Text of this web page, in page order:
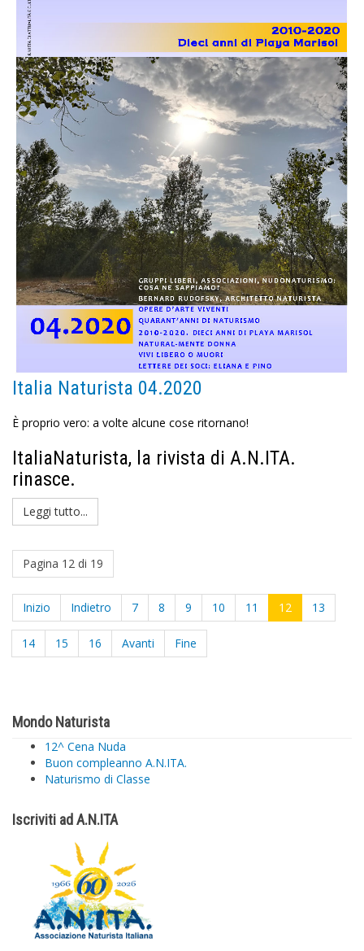
Italia Naturista 04.2020
È proprio vero: a volte alcune cose ritornano!
ItaliaNaturista, la rivista di A.N.ITA.
rinasce.
Leggi tutto...
Pagina 12 di 19
Inizio Indietro 7 8 9 10 11 12 13
14 15 16 Avanti Fine
Mondo Naturista
12^ Cena Nuda
Buon compleanno A.N.ITA.
Naturismo di Classe
Iscriviti ad A.N.ITA